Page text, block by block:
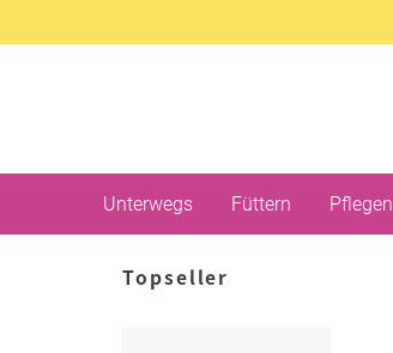
Unterwegs Füttern Pflegen
Topseller